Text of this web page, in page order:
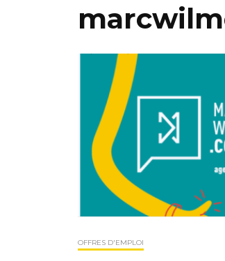
OFFRES D'EMPLOI